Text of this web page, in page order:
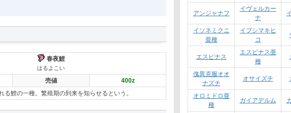
春夜鯉
はるよこい
売値 400z
る鯉の一種。繁殖期の到来を知らせるという。
アンジャナフ
イヴェルカー
ナ
イソネミクニ
亜種
イブシマキヒ
コ
エスピナス
エスピナス亜
種
傀異克服オオ
ナズチ
オサイズチ
オロミドロ亜
種
ガイアデルム